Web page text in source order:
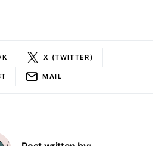
X (TWITTER)
MAIL